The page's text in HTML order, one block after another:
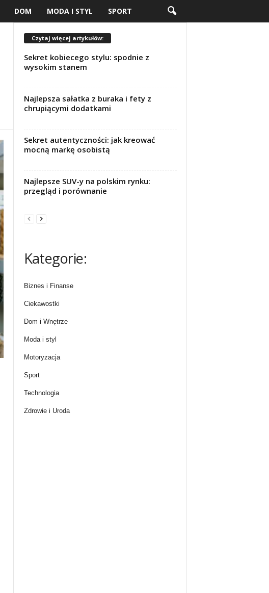
DOM MODA I STYL SPORT
Czytaj więcej artykułów:
Sekret kobiecego stylu: spodnie z
wysokim stanem
Najlepsza sałatka z buraka i fety z
chrupiącymi dodatkami
Sekret autentyczności: jak kreować
mocną markę osobistą
Najlepsze SUV-y na polskim rynku:
przegląd i porównanie
Kategorie:
Biznes i Finanse
Ciekawostki
Dom i Wnętrze
Moda i styl
Motoryzacja
Sport
Technologia
Zdrowie i Uroda